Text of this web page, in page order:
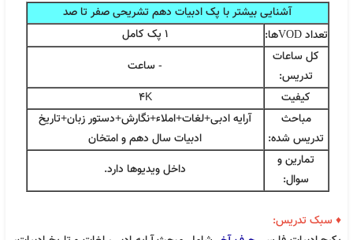
منتظری
831,000 تومان
آشنایی بیشتر با پک ادبیات دهم تشریحی صفر تا صد
تعدادVODها:
1 پک کامل
کل ساعات
تدریس:
- ساعت
کیفیت
4K
مباحث
تدریس شده:
آرایه ادبی+لغات+املاء+نگارش+دستور زبان+تاریخ
ادبیات سال دهم و امتخان
تمارین و
سوال:
داخل ویدیوها دارد.
♦ سبک تدریس: